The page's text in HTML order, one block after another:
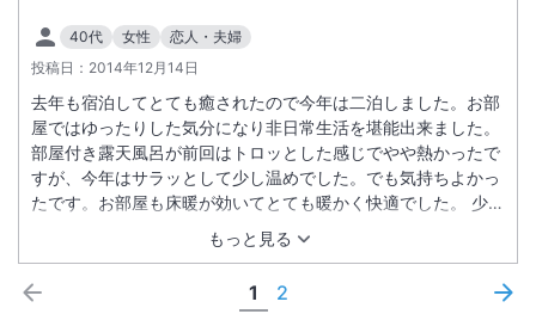
40代 女性
恋人・夫婦
投稿日： 2014年12月14日
もっと見る
去年も宿泊してとても癒されたので今年は二泊しました。お部
屋ではゆったりした気分になり非日常生活を堪能出来ました。
部屋付き露天風呂が前回はトロッとした感じでやや熱かったで
すが、今年はサラッとして少し温めでした。でも気持ちよかっ
たです。お部屋も床暖が効いてとても暖かく快適でした。 少々
残念だったのが、１０日は良かったのですが、１１日の夕食の
お吸物が辛く、翌朝の朝食のあら炊き、煮物の味付けが濃く辛
に主人も驚いていました。 その他はとても美味しく頂きまし
1 2